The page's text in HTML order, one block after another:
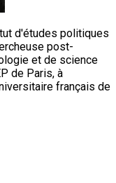
d'études politiques
post-
et de science
de Paris, à
français de